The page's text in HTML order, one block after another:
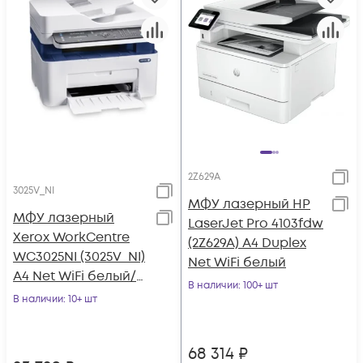
3025V_NI
МФУ лазерный
Xerox WorkCentre
WC3025NI (3025V_NI)
A4 Net WiFi белый/
синий
В наличии: 10+ шт
2Z629A
МФУ лазерный HP
LaserJet Pro 4103fdw
(2Z629A) A4 Duplex
Net WiFi белый
В наличии: 100+ шт
68 314 ₽